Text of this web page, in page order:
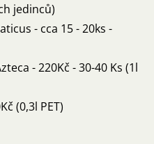
jedinců)
- cca 15 - 20ks -
- 220Kč - 30-40 Ks (1l
(0,3l PET)